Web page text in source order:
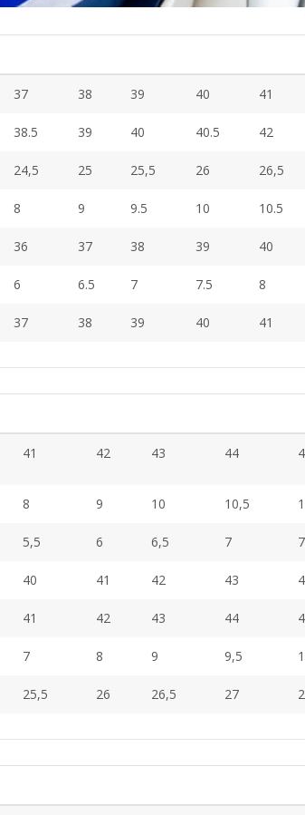
37 38 39 40 41
38.5 39 40 40.5 42
24,5 25 25,5 26 26,5
8 9 9.5 10 10.5
36 37 38 39 40
6 6.5 7 7.5 8
37 38 39 40 41
41 42 43 44
8 9 10 10,5
5,5 6 6,5 7
40 41 42 43
41 42 43 44
7 8 9 9,5
25,5 26 26,5 27